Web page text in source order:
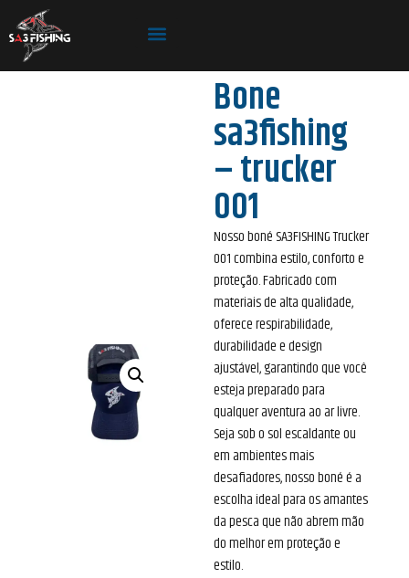
Bone
sa3fishing
– trucker
001
Nosso boné SA3FISHING Trucker
001 combina estilo, conforto e
proteção. Fabricado com
materiais de alta qualidade,
oferece respirabilidade,
durabilidade e design
ajustável, garantindo que você
esteja preparado para
qualquer aventura ao ar livre.
Seja sob o sol escaldante ou
em ambientes mais
desafiadores, nosso boné é a
escolha ideal para os amantes
da pesca que não abrem mão
do melhor em proteção e
estilo.